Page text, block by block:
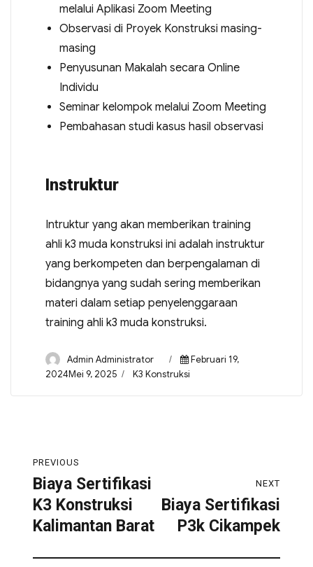
melalui Aplikasi Zoom Meeting
Observasi di Proyek Konstruksi masing-
masing
Penyusunan Makalah secara Online
Individu
Seminar kelompok melalui Zoom Meeting
Pembahasan studi kasus hasil observasi
Instruktur
Intruktur yang akan memberikan training
ahli k3 muda konstruksi ini adalah instruktur
yang berkompeten dan berpengalaman di
bidangnya yang sudah sering memberikan
materi dalam setiap penyelenggaraan
training ahli k3 muda konstruksi.
Admin Administrator
Februari 19,
2024Mei 9, 2025
K3 Konstruksi
PREVIOUS
Biaya Sertifikasi
K3 Konstruksi
Kalimantan Barat
NEXT
Biaya Sertifikasi
P3k Cikampek